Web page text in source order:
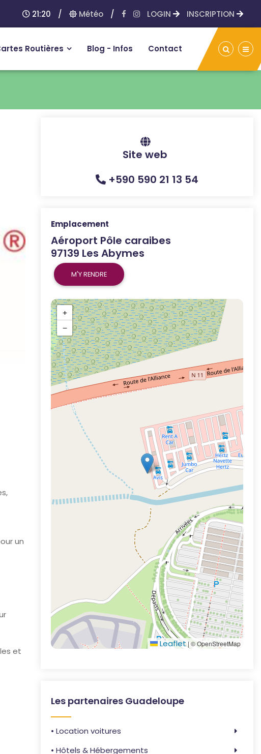
21:20 / Météo / LOGIN INSCRIPTION
Routières Blog - Infos Contact
un
et
Site web
+590 590 21 13 54
Emplacement
Aéroport Pôle caraibes
97139 Les Abymes
M'Y RENDRE
+
−
Leaflet | © OpenStreetMap
Les partenaires Guadeloupe
• Location voitures
• Hôtels & Hébergements